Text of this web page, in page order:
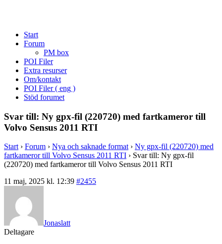
Start
Forum
PM box
POI Filer
Extra resurser
Om/kontakt
POI Filer ( eng )
Stöd forumet
Svar till: Ny gpx-fil (220720) med fartkameror till
Volvo Sensus 2011 RTI
Start › Forum › Nya och saknade format › Ny gpx-fil (220720) med
fartkameror till Volvo Sensus 2011 RTI › Svar till: Ny gpx-fil
(220720) med fartkameror till Volvo Sensus 2011 RTI
11 maj, 2025 kl. 12:39 #2455
Jonaslatt
Deltagare